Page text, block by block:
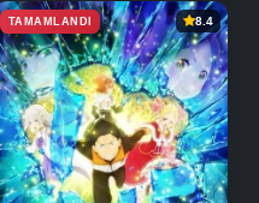
TAMAMLANDI 8.4